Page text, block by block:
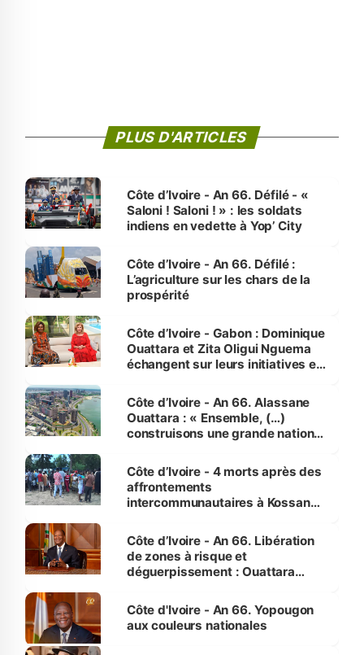
PLUS D'ARTICLES
Côte d’Ivoire - An 66. Défilé - «
Saloni ! Saloni ! » : les soldats
indiens en vedette à Yop’ City
Côte d’Ivoire - An 66. Défilé :
L’agriculture sur les chars de la
prospérité
Côte d’Ivoire - Gabon : Dominique
Ouattara et Zita Oligui Nguema
échangent sur leurs initiatives en
enfants
Côte d’Ivoire - An 66. Alassane
Ouattara : « Ensemble, (…)
construisons une grande nation
générations futures »
Côte d’Ivoire - 4 morts après des
affrontements
intercommunautaires à Kossandji
milieu des sinistrés
Côte d’Ivoire - An 66. Libération
de zones à risque et
déguerpissement : Ouattara
l'Etat de droit pour préserver les
vies humaines »
Côte d'Ivoire - An 66. Yopougon
aux couleurs nationales